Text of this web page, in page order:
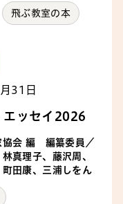
飛ぶ教室の本
31日
エッセイ2026
協会 編 編纂委員／
真理子、藤沢周、
町田康、三浦しをん